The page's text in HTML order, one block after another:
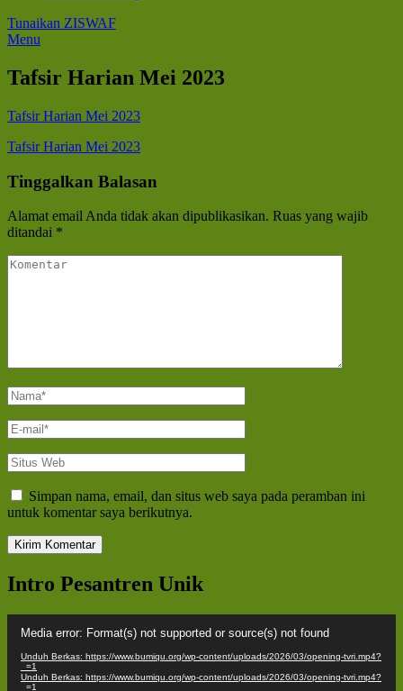
Tunaikan ZISWAF
Menu
Tafsir Harian Mei 2023
Tafsir Harian Mei 2023
Navigasi
pos
Tafsir Harian Mei 2023
Tinggalkan Balasan
Alamat email Anda tidak akan dipublikasikan. Ruas yang wajib
ditandai *
Komentar
Nama*
E-
mail*
Situs
Web
Simpan nama, email, dan situs web saya pada peramban ini
untuk komentar saya berikutnya.
Intro Pesantren Unik
Video
Media error: Format(s) not supported or source(s) not found
Unduh Berkas: https://www.bumiqu.org/wp-content/uploads/2026/03/opening-tvri.mp4?
_=1
Unduh Berkas: https://www.bumiqu.org/wp-content/uploads/2026/03/opening-tvri.mp4?
_=1